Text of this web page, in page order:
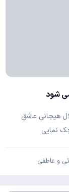
شود
هیجانی عاشق
نمایی
و عاطفی